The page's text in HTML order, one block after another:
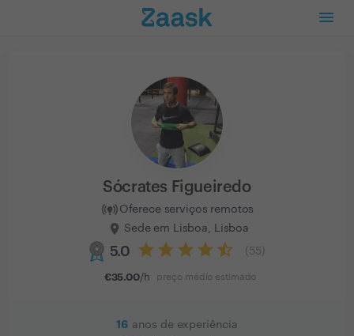
Sócrates Figueiredo
Oferece serviços remotos
Sede em Lisboa, Lisboa
5.0 55
€35.00/h preço médio estimado
16 anos de experiência